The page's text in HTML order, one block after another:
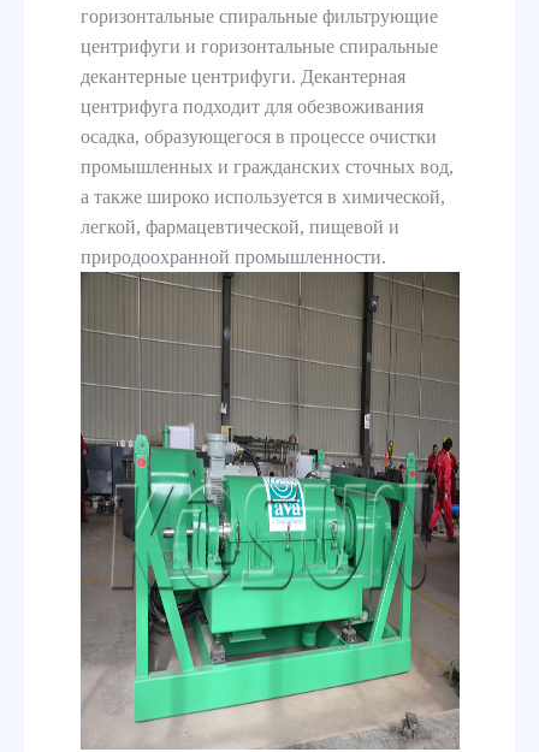
горизонтальные спиральные фильтрующие
центрифуги и горизонтальные спиральные
декантерные центрифуги. Декантерная
центрифуга подходит для обезвоживания
осадка, образующегося в процессе очистки
промышленных и гражданских сточных вод,
а также широко используется в химической,
легкой, фармацевтической, пищевой и
природоохранной промышленности.